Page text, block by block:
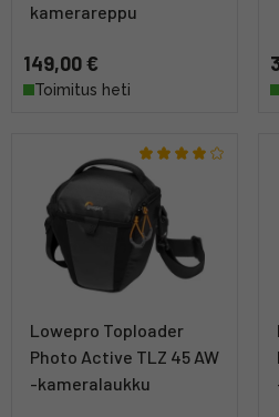
kamerareppu
149,00 €
Toimitus heti
Lowepro Toploader
Photo Active TLZ 45 AW
-kameralaukku